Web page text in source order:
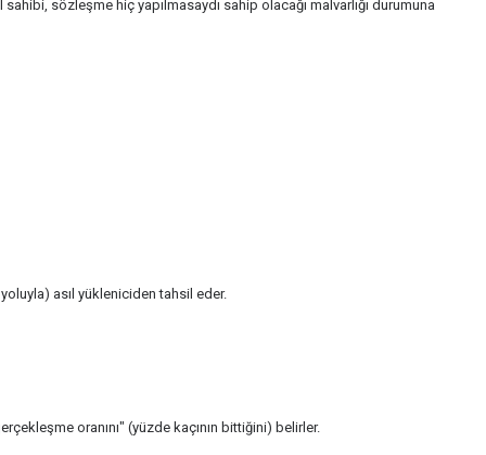
sözleşme hiç yapılmasaydı sahip olacağı malvarlığı durumuna
asıl yükleniciden tahsil eder.
oranını" (yüzde kaçının bittiğini) belirler.